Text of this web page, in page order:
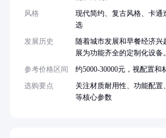
风格
现代简约、复古风格、卡
选
发展历史
随着城市发展和早餐经济
展为功能齐全的定制化设备。
参考价格区间
约5000-30000元，视配置和
选购要点
关注材质耐用性、功能配
等核心参数